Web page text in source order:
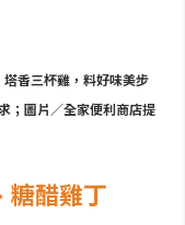
香三杯雞，料好味美步
；圖片／全家便利商店提
糖醋雞丁